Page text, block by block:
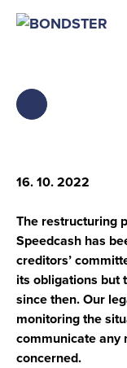
16. 10. 2022
The restructuring
Speedcash has
creditors’
its obligations but
since then. Our
monitoring the
communicate any
concerned.